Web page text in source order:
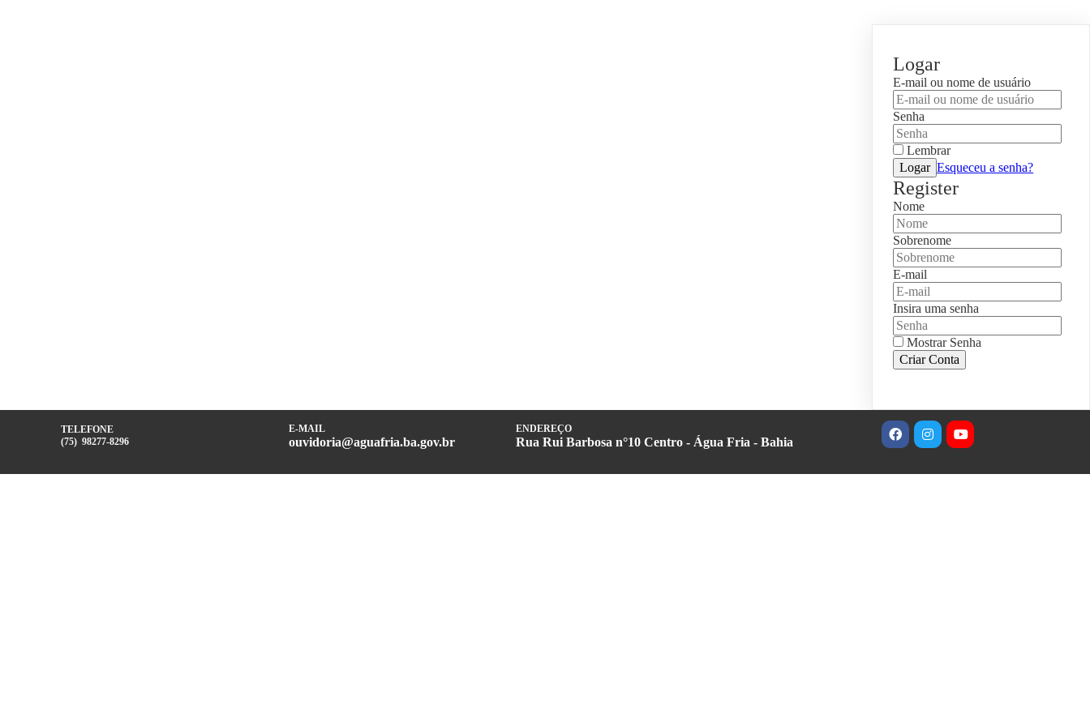
Logar
E-mail ou nome de usuário
Senha
Lembrar
Logar Esqueceu a senha?
Register
Nome
Sobrenome
E-mail
Insira uma senha
Mostrar Senha
Criar Conta
TELEFONE
(75) 98277-8296
E-MAIL
ouvidoria@aguafria.ba.gov.br
ENDEREÇO
Rua Rui Barbosa n°10 Centro - Água Fria - Bahia